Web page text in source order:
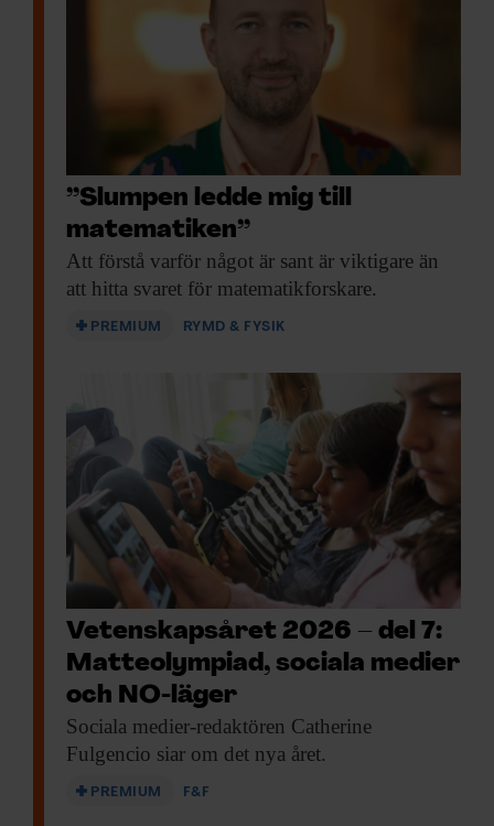
”Slumpen ledde mig till
matematiken”
Att förstå varför något är sant är viktigare än
att hitta svaret för matematikforskare.
PREMIUM RYMD & FYSIK
Vetenskapsåret 2026 – del 7:
Matteolympiad, sociala medier
och NO-läger
Sociala medier-redaktören Catherine
Fulgencio siar om det nya året.
PREMIUM F&F